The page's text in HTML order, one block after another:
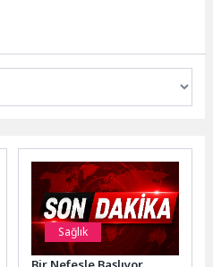
Sağlık